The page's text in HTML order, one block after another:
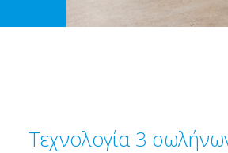
Τεχνολογία 3